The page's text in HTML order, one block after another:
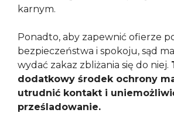
karnym.
Ponadto, aby zapewnić ofierze
bezpieczeństwa i spokoju, sąd
wydać zakaz zbliżania się do niej.
dodatkowy środek ochrony
utrudnić kontakt i
prześladowanie.